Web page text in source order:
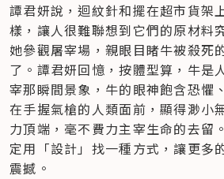
譚君妍說，迴紋針和擺在超市貨架
樣，讓人很難聯想到它們的原材料
她參觀屠宰場，親眼目睹牛被殺死
了。譚君妍回憶，按體型算，牛是
宰那瞬間景象，牛的眼神飽含恐懼
在手握氣槍的人類面前，顯得渺小
力頂端，毫不費力主宰生命的去留
定用「設計」找一種方式，讓更多
震撼。